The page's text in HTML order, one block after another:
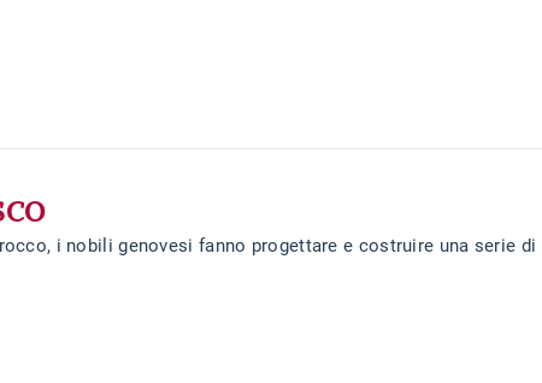
i nobili genovesi fanno progettare e costruire una serie di